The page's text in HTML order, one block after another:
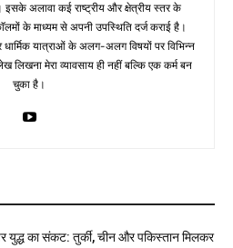
इसके अलावा कई राष्ट्रीय और क्षेत्रीय स्तर के
के माध्यम से अपनी उपस्थिति दर्ज कराई है।
धार्मिक यात्राओं के अलग-अलग विषयों पर विभिन्न
लिखना मेरा व्यावसाय ही नहीं बल्कि एक कर्म बन
चुका है।
युद्ध का संकट: तुर्की, चीन और पकिस्तान मिलकर